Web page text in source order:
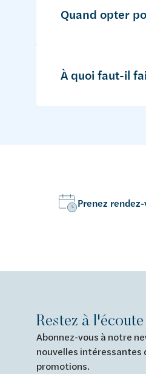
Quand opter
À quoi faut-il
Prenez
Restez à l'écoute
Abonnez-vous à notre
nouvelles intéressantes
promotions.